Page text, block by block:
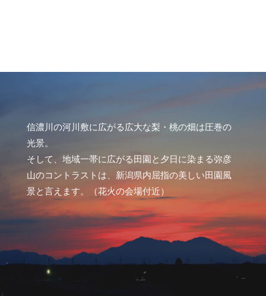
信濃川の河川敷に広がる広大な梨・桃の畑は圧巻の
光景。
そして、地域一帯に広がる田園と夕日に染まる弥彦
山のコントラストは、 新潟県内屈指の美しい田園風
景と言えます。（花火の会場付近）